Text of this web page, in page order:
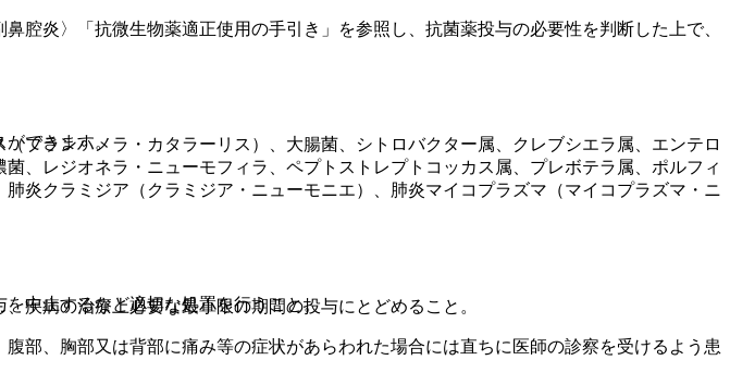
疾病の治療上必要な最小限の期間の投与にとどめること。
、胸部又は背部に痛み等の症状があらわれた場合には直ちに医師の診察を受けるよう患
炎〉「抗微生物薬適正使用の手引き」を参照し、抗菌薬投与の必要性を判断した上で、
ブランハメラ・カタラーリス）、大腸菌、シトロバクター属、クレブシエラ属、エンテロ
、レジオネラ・ニューモフィラ、ペプトストレプトコッカス属、プレボテラ属、ポルフィ
炎クラミジア（クラミジア・ニューモニエ）、肺炎マイコプラズマ（マイコプラズマ・ニ
中止するなど適切な処置を行うこと。
できます。